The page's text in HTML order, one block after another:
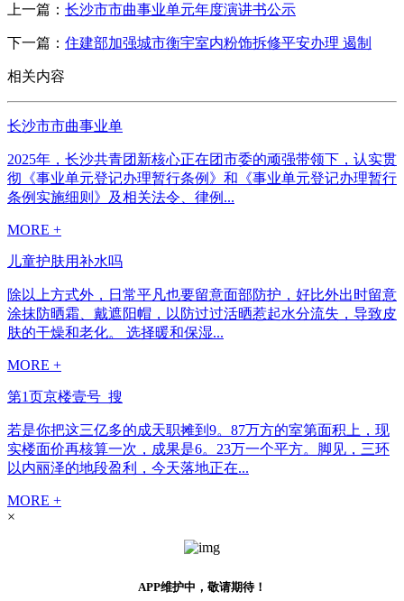
上一篇： 长沙市市曲事业单元年度演讲书公示
下一篇： 住建部加强城市衡宇室内粉饰拆修平安办理 遏制
相关内容
长沙市市曲事业单
2025年，长沙共青团新核心正在团市委的顽强带领下，认实贯
彻《事业单元登记办理暂行条例》和《事业单元登记办理暂行
条例实施细则》及相关法令、律例...
MORE +
儿童护肤用补水吗
除以上方式外，日常平凡也要留意面部防护，好比外出时留意
涂抹防晒霜、戴遮阳帽，以防过过活晒惹起水分流失，导致皮
肤的干燥和老化。 选择暖和保湿...
MORE +
第1页京楼壹号_搜
若是你把这三亿多的成天职摊到9。87万方的室第面积上，现
实楼面价再核算一次，成果是6。23万一个平方。脚见，三环
以内丽泽的地段盈利，今天落地正在...
MORE +
×
APP维护中，敬请期待！